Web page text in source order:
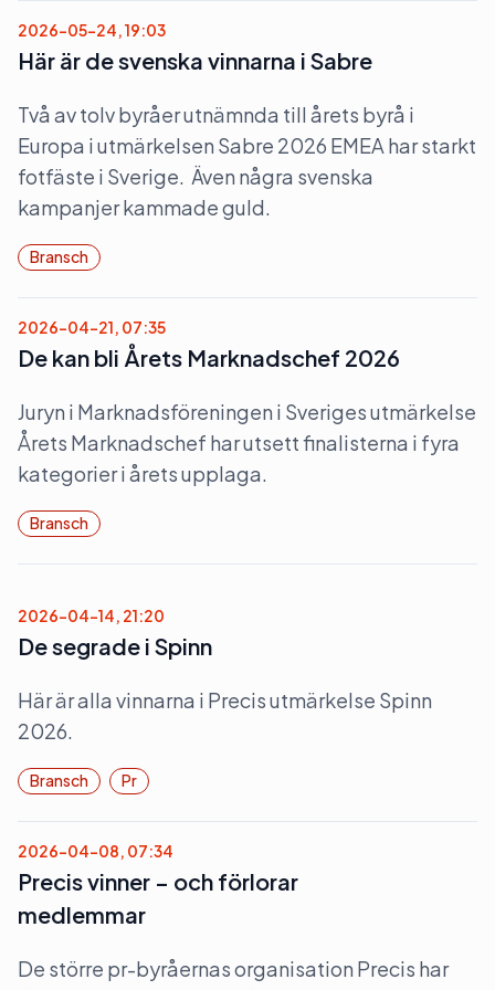
2026-05-24, 19:03
Här är de svenska vinnarna i Sabre
Två av tolv byråer utnämnda till årets byrå i
Europa i utmärkelsen Sabre 2026 EMEA har starkt
fotfäste i Sverige. Även några svenska
kampanjer kammade guld.
Bransch
2026-04-21, 07:35
De kan bli Årets Marknadschef 2026
Juryn i Marknadsföreningen i Sveriges utmärkelse
Årets Marknadschef har utsett finalisterna i fyra
kategorier i årets upplaga.
Bransch
2026-04-14, 21:20
De segrade i Spinn
Här är alla vinnarna i Precis utmärkelse Spinn
2026.
Bransch Pr
2026-04-08, 07:34
Precis vinner – och förlorar
medlemmar
De större pr-byråernas organisation Precis har